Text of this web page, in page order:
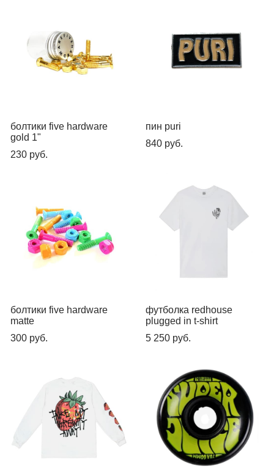
болтики five hardware
gold 1"
230 pуб.
пин puri
840 pуб.
болтики five hardware
matte
300 pуб.
футболка redhouse
plugged in t-shirt
5 250 pуб.